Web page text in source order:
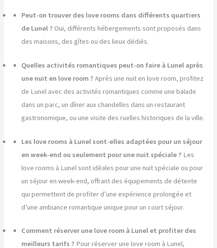
Peut-on trouver des love rooms dans différents quartiers
de Lunel ? Oui, différents hébergements sont proposés dans
des maisons, des gîtes ou des lieux dédiés.
Quelles activités romantiques peut-on faire à Lunel après
une nuit en love room ? Après une nuit en love room, profitez
de Lunel avec des activités romantiques comme une balade
dans un parc, un dîner aux chandelles dans un restaurant
gastronomique, ou une visite des ruelles historiques de la ville.
Les love rooms à Lunel sont-elles adaptées pour un séjour
en week-end ou seulement pour une nuit spéciale ? Les
love rooms à Lunel sont idéales pour une nuit spéciale ou pour
un séjour en week-end, offrant des équipements de détente
qui permettent de profiter d’une expérience prolongée et
d’une ambiance romantique unique pour un court séjour.
Comment réserver une love room à Lunel et profiter des
meilleurs tarifs ? Pour réserver une love room à Lunel,